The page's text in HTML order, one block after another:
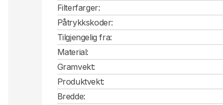
Filterfarger:
Påtrykkskoder:
Tilgjengelig fra:
Material:
Gramvekt:
Produktvekt:
Bredde: